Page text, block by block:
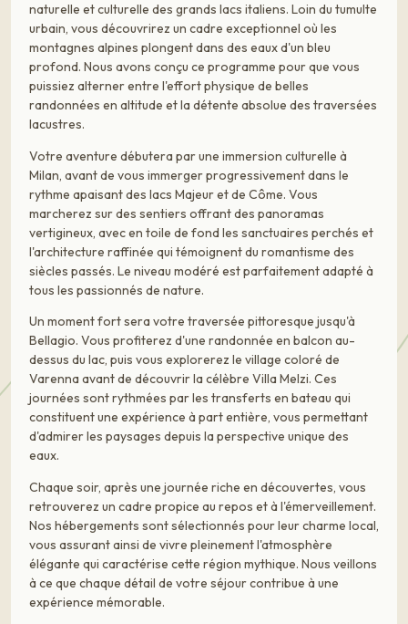
naturelle et culturelle des grands lacs italiens. Loin du tumulte
urbain, vous découvrirez un cadre exceptionnel où les
montagnes alpines plongent dans des eaux d'un bleu
profond. Nous avons conçu ce programme pour que vous
puissiez alterner entre l'effort physique de belles
randonnées en altitude et la détente absolue des traversées
lacustres.
Votre aventure débutera par une immersion culturelle à
Milan, avant de vous immerger progressivement dans le
rythme apaisant des lacs Majeur et de Côme. Vous
marcherez sur des sentiers offrant des panoramas
vertigineux, avec en toile de fond les sanctuaires perchés et
l'architecture raffinée qui témoignent du romantisme des
siècles passés. Le niveau modéré est parfaitement adapté à
tous les passionnés de nature.
Un moment fort sera votre traversée pittoresque jusqu'à
Bellagio. Vous profiterez d'une randonnée en balcon au-
dessus du lac, puis vous explorerez le village coloré de
Varenna avant de découvrir la célèbre Villa Melzi. Ces
journées sont rythmées par les transferts en bateau qui
constituent une expérience à part entière, vous permettant
d'admirer les paysages depuis la perspective unique des
eaux.
Chaque soir, après une journée riche en découvertes, vous
retrouverez un cadre propice au repos et à l'émerveillement.
Nos hébergements sont sélectionnés pour leur charme local,
vous assurant ainsi de vivre pleinement l'atmosphère
élégante qui caractérise cette région mythique. Nous veillons
à ce que chaque détail de votre séjour contribue à une
expérience mémorable.